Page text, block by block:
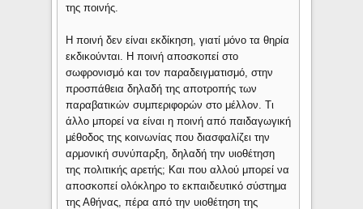
της ποινής.
Η ποινή δεν είναι εκδίκηση, γιατί μόνο τα θηρία
εκδικούνται. Η ποινή αποσκοπεί στο
σωφρονισμό και τον παραδειγματισμό, στην
προσπάθεια δηλαδή της αποτροπής των
παραβατικών συμπεριφορών στο μέλλον. Τι
άλλο μπορεί να είναι η ποινή από παιδαγωγική
μέθοδος της κοινωνίας που διασφαλίζει την
αρμονική συνύπαρξη, δηλαδή την υιοθέτηση
της πολιτικής αρετής; Και που αλλού μπορεί να
αποσκοπεί ολόκληρο το εκπαιδευτικό σύστημα
της Αθήνας, πέρα από την υιοθέτηση της